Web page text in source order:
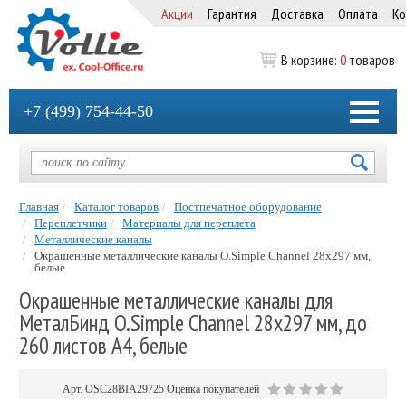
Акции Гарантия Доставка Оплата
В корзине: 0 товаров
+7 (499) 754-44-50
Главная Каталог товаров
Постпечатное оборудование
Переплетчики
Материалы для переплета
Металлические каналы
Окрашенные металлические каналы O.Simple Channel 28х297 мм,
белые
Окрашенные металлические каналы для
МеталБинд O.Simple Channel 28х297 мм, до
260 листов А4, белые
Арт. OSC28BIA29725 Оценка покупателей